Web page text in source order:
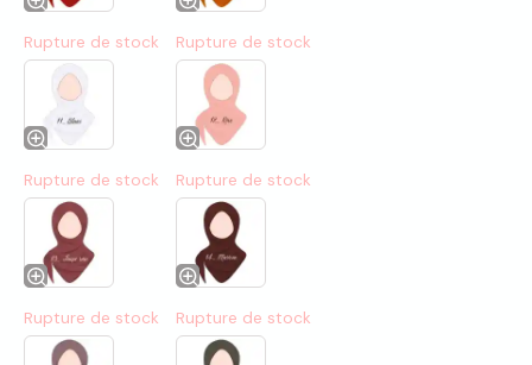
Rupture de stock Rupture de stock
Rupture de stock Rupture de stock
Rupture de stock Rupture de stock